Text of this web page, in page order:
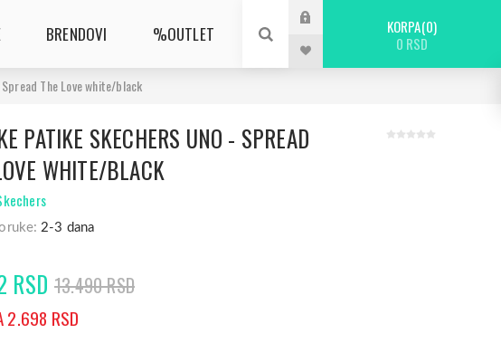
BRENDOVI %OUTLET KORPA 0
0 RSD
The Love white/black
PATIKE SKECHERS UNO - SPREAD
WHITE/BLACK
2-3 dana
RSD 13.490 RSD
2.698 RSD